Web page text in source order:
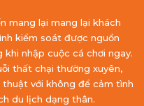
mang lại mang lại khách
kiểm soát được nguồn
nhập cuộc cá chơi ngay.
thất chại thường xuyên,
thuật với không để cảm tình
du lịch dạng thân.